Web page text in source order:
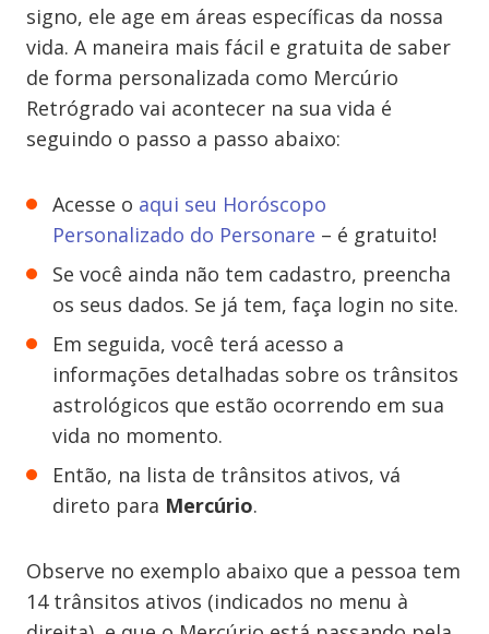
signo, ele age em áreas específicas da nossa
vida. A maneira mais fácil e gratuita de saber
de forma personalizada como Mercúrio
Retrógrado vai acontecer na sua vida é
seguindo o passo a passo abaixo:
Acesse o aqui seu Horóscopo
Personalizado do Personare – é gratuito!
Se você ainda não tem cadastro, preencha
os seus dados. Se já tem, faça login no site.
Em seguida, você terá acesso a
informações detalhadas sobre os trânsitos
astrológicos que estão ocorrendo em sua
vida no momento.
Então, na lista de trânsitos ativos, vá
direto para Mercúrio.
Observe no exemplo abaixo que a pessoa tem
14 trânsitos ativos (indicados no menu à